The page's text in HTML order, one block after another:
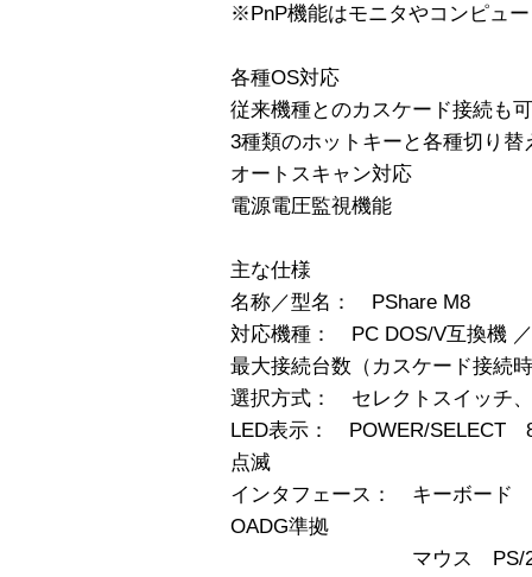
※PnP機能はモニタやコンピュ
各種OS対応
従来機種とのカスケード接続も
3種類のホットキーと各種切り替
オートスキャン対応
電源電圧監視機能
主な仕様
名称／型名： PShare M8
対応機種： PC DOS/V互換機
最大接続台数（カスケード接続
選択方式： セレクトスイッチ
LED表示： POWER/SELECT
点滅
インタフェース： キーボード
OADG準拠
マウス PS/2マウス・